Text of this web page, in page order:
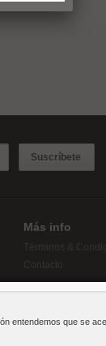
entendemos que se
Suscríbete
Más info
Términos &
Contacto